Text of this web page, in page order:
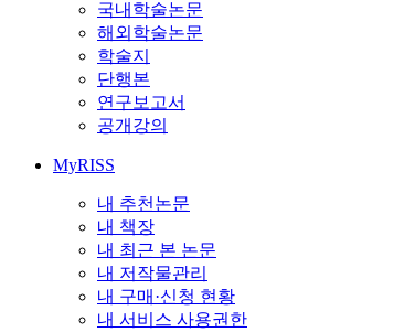
국내학술논문
해외학술논문
학술지
단행본
연구보고서
공개강의
MyRISS
내 추천논문
내 책장
내 최근 본 논문
내 저작물관리
내 구매·신청 현황
내 서비스 사용권한